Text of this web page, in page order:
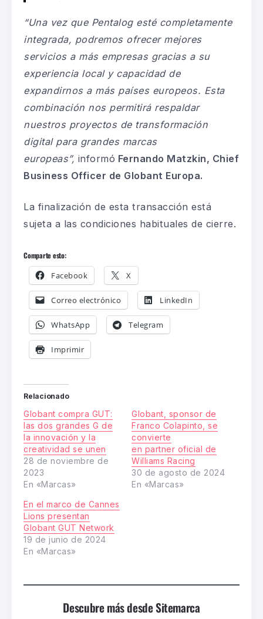
“Una vez que Pentalog esté completamente
integrada, podremos ofrecer mejores
servicios a más empresas gracias a su
experiencia local y capacidad de
expandirnos a más países europeos. Esta
combinación nos permitirá respaldar
nuestros proyectos de transformación
digital para grandes marcas
europeas”, informó Fernando Matzkin, Chief
Business Officer de Globant Europa.
La finalización de esta transacción está
sujeta a las condiciones habituales de cierre.
Comparte esto:
Facebook X
Correo electrónico LinkedIn
WhatsApp Telegram
Imprimir
Relacionado
Globant compra GUT:
las dos grandes G de
la innovación y la
creatividad se unen
28 de noviembre de
2023
En «Marcas»
Globant, sponsor de
Franco Colapinto, se
convierte
en partner oficial de
Williams Racing
30 de agosto de 2024
En «Marcas»
En el marco de Cannes
Lions presentan
Globant GUT Network
19 de junio de 2024
En «Marcas»
Descubre más desde Sitemarca